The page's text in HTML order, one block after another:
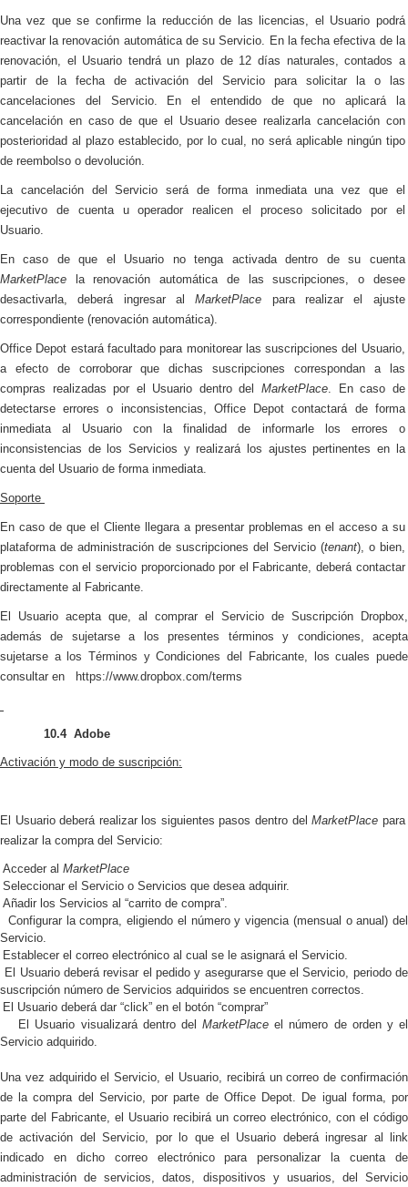
Una vez que se confirme la reducción de las licencias, el Usuario podrá
reactivar la renovación automática de su Servicio. En la fecha efectiva de la
renovación, el Usuario tendrá un plazo de 12 días naturales, contados a
partir de la fecha de activación del Servicio para solicitar la o las
cancelaciones del Servicio. En el entendido de que no aplicará la
cancelación en caso de que el Usuario desee realizarla cancelación con
posterioridad al plazo establecido, por lo cual, no será aplicable ningún tipo
de reembolso o devolución.
La cancelación del Servicio será de forma inmediata una vez que el
ejecutivo de cuenta u operador realicen el proceso solicitado por el
Usuario.
En caso de que el Usuario no tenga activada dentro de su cuenta
MarketPlace la renovación automática de las suscripciones, o desee
desactivarla, deberá ingresar alMarketPlace para realizar el ajuste
correspondiente (renovación automática).
Office Depot estará facultado para monitorear las suscripciones del Usuario,
a efecto de corroborar que dichas suscripciones correspondan a las
compras realizadas por el Usuario dentro delMarketPlace. En caso de
detectarse errores o inconsistencias, Office Depot contactará de forma
inmediata al Usuario con la finalidad de informarle los errores o
inconsistencias de los Servicios y realizará los ajustes pertinentes en la
cuenta del Usuario de forma inmediata.
Soporte
En caso de que el Cliente llegara a presentar problemas en el acceso a su
plataforma de administración de suscripciones del Servicio (tenant), o bien,
problemas con el servicio proporcionado por el Fabricante, deberá contactar
directamente al Fabricante.
El Usuario acepta que, al comprar el Servicio de Suscripción Dropbox,
además de sujetarse a los presentes términos y condiciones, acepta
sujetarse a los Términos y Condiciones del Fabricante, los cuales puede
consultar en
https://www.dropbox.com/terms
10.4 Adobe
Activación y modo de suscripción:
El Usuario deberá realizar los siguientes pasos dentro delMarketPlace para
realizar la compra del Servicio:
Acceder al MarketPlace
Seleccionar el Servicio o Servicios que desea adquirir.
Añadir los Servicios al “carrito de compra”.
Configurar la compra, eligiendo el número y vigencia (mensual o anual) del
Servicio.
Establecer el correo electrónico al cual se le asignará el Servicio.
El Usuario deberá revisar el pedido y asegurarse que el Servicio, periodo de
suscripción número de Servicios adquiridos se encuentren correctos.
El Usuario deberá dar “click” en el botón “comprar”
El Usuario visualizará dentro delMarketPlaceel número de orden y el
Servicio adquirido.
Una vez adquirido el Servicio,el Usuario, recibirá un correo de confirmación
de la compra del Servicio, por parte de Office Depot. De igual forma, por
parte del Fabricante, el Usuario recibirá un correo electrónico, con el código
de activación del Servicio, por lo que el Usuario deberá ingresar al link
indicado en dicho correo electrónico para personalizar la cuenta de
administración de servicios, datos, dispositivos y usuarios, del Servicio